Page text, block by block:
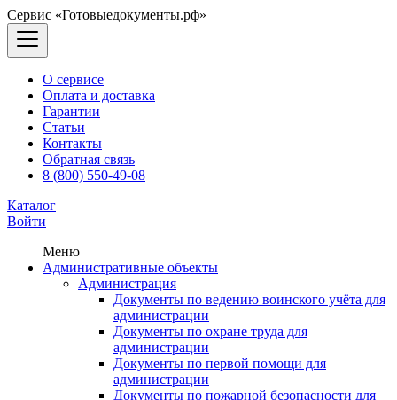
Сервис «Готовыедокументы.рф»
О сервисе
Оплата и доставка
Гарантии
Статьи
Контакты
Обратная связь
8 (800) 550-49-08
Каталог
Войти
Меню
Административные объекты
Администрация
Документы по ведению воинского учёта для
администрации
Документы по охране труда для
администрации
Документы по первой помощи для
администрации
Документы по пожарной безопасности для